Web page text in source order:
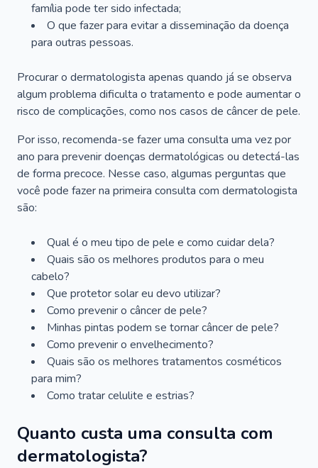
família pode ter sido infectada;
O que fazer para evitar a disseminação da doença
para outras pessoas.
Procurar o dermatologista apenas quando já se observa
algum problema dificulta o tratamento e pode aumentar o
risco de complicações, como nos casos de câncer de pele.
Por isso, recomenda-se fazer uma consulta uma vez por
ano para prevenir doenças dermatológicas ou detectá-las
de forma precoce. Nesse caso, algumas perguntas que
você pode fazer na primeira consulta com dermatologista
são:
Qual é o meu tipo de pele e como cuidar dela?
Quais são os melhores produtos para o meu
cabelo?
Que protetor solar eu devo utilizar?
Como prevenir o câncer de pele?
Minhas pintas podem se tornar câncer de pele?
Como prevenir o envelhecimento?
Quais são os melhores tratamentos cosméticos
para mim?
Como tratar celulite e estrias?
Quanto custa uma consulta com
dermatologista?